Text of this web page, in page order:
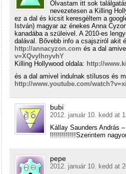
Olvastam itt sok
nevezetesen a Killing
ez a dal és kicsit keresgéltem a
István) magyar az énekes Anna
kanadába a szüleivel. A 2010-es
dalával. Bővebb info a csajsziról akit
http://annacyzon.com és a dal
v=XQvylhnyvhY
Killing Hollywood oldala: http://
és a dal amivel indulnak stílusos és
http://www.youtube.com/
bubi
2012. január 10. kedd at
Kállay Saunders András
!!!!!!!!!!!!!Szerintem
pepe
2012. január 10. kedd at